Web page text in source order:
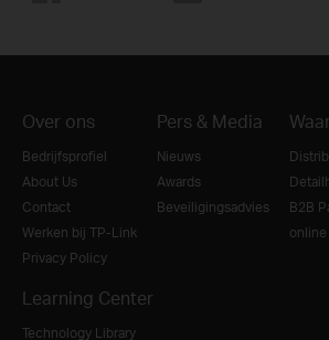
Over ons
Bedrijfsprofiel
About Us
Contact
Werken bij TP-Link
Privacy Policy
Pers & Media
Nieuws
Awards
Beveiligingsadvies
B2B
Learning Center
Technology Library